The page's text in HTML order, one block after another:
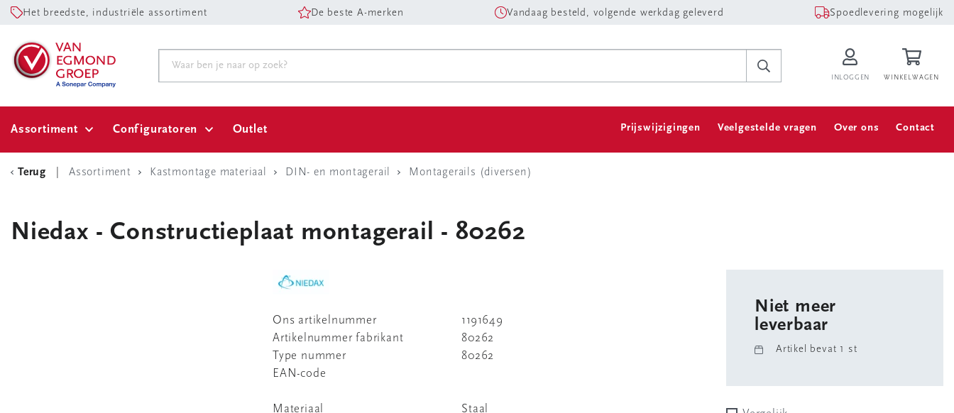
Het breedste, industriële assortiment De beste A-merken Vandaag besteld, volgende werkdag geleverd Spoedlevering mogelijk
INLOGGEN WINKELWAGEN
Assortiment Configuratoren Outlet Prijswijzigingen Veelgestelde vragen Over ons Contact
Terug Assortiment Kastmontage materiaal DIN- en montagerail Montagerails (diversen)
Niedax - Constructieplaat montagerail - 80262
Ons artikelnummer
1191649
Artikelnummer fabrikant
80262
Type nummer
80262
EAN-code
Materiaal
Staal
Niet meer
leverbaar
Artikel bevat 1 st